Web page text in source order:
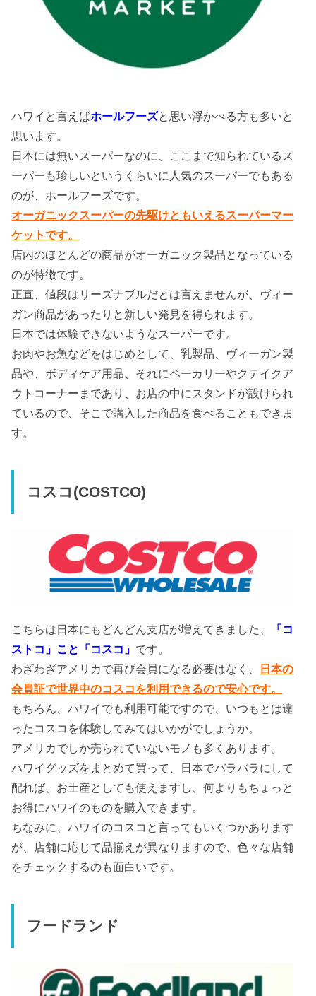
ハワイと言えばホールフーズと思い浮かべる方も多いと
思います。
日本には無いスーパーなのに、ここまで知られているス
ーパーも珍しいというくらいに人気のスーパーでもある
のが、ホールフーズです。
オーガニックスーパーの先駆けともいえるスーパーマー
ケットです。
店内のほとんどの商品がオーガニック製品となっている
のが特徴です。
正直、値段はリーズナブルだとは言えませんが、ヴィー
ガン商品があったりと新しい発見を得られます。
日本では体験できないようなスーパーです。
お肉やお魚などをはじめとして、乳製品、ヴィーガン製
品や、ボディケア用品、それにベーカリーやクテイクア
ウトコーナーまであり、お店の中にスタンドが設けられ
ているので、そこで購入した商品を食べることもできま
す。
コスコ(COSTCO)
こちらは日本にもどんどん支店が増えてきました、
「コ
ストコ」こと「コスコ」 です。
わざわざアメリカで再び会員になる必要はなく、
日本の
会員証で世界中のコスコを利用できるので安心です。
もちろん、ハワイでも利用可能ですので、いつもとは違
ったコスコを体験してみてはいかがでしょうか。
アメリカでしか売られていないモノも多くあります。
ハワイグッズをまとめて買って、日本でバラバラにして
配れば、お土産としても使えますし、何よりもちょっと
お得にハワイのものを購入できます。
ちなみに、ハワイのコスコと言ってもいくつかあります
が、店舗に応じて品揃えが異なりますので、色々な店舗
をチェックするのも面白いです。
フードランド